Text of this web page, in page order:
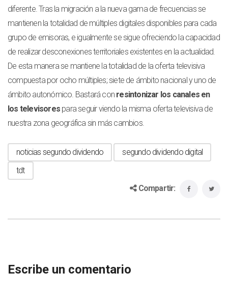
diferente. Tras la migración a la nueva gama de frecuencias se
mantienen la totalidad de múltiples digitales disponibles para cada
grupo de emisoras, e igualmente se sigue ofreciendo la capacidad
de realizar desconexiones territoriales existentes en la actualidad.
De esta manera se mantiene la totalidad de la oferta televisiva
compuesta por ocho múltiples; siete de ámbito nacional y uno de
ámbito autonómico. Bastará con resintonizar los canales en
los televisores para seguir viendo la misma oferta televisiva de
nuestra zona geográfica sin más cambios.
noticias segundo dividendo
segundo dividendo digital
tdt
Compartir:
Escribe un comentario